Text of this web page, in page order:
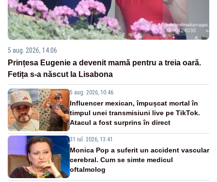
5 aug. 2026, 14:06
Prințesa Eugenie a devenit mamă pentru a treia oară.
Fetița s-a născut la Lisabona
5 aug. 2026, 10:46
Influencer mexican, împușcat mortal în
timpul unei transmisiuni live pe TikTok.
Atacul a fost surprins în direct
31 iul. 2026, 13:41
Monica Pop a suferit un accident vascular
cerebral. Cum se simte medicul
oftalmolog